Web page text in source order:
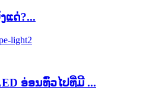
ແດ່?...
ອ່ອນທົ່ວໄປທີ່ມີ ...